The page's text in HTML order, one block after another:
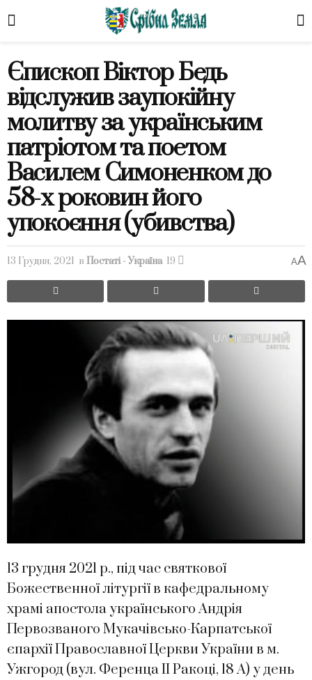
Єпископ Віктор Бедь
відслужив заупокійну
молитву за українським
патріотом та поетом
Василем Симоненком до
58-х роковин його
упокоєння (убивства)
13 Грудня, 2021 в Постаті - Україна 19 AA
13 грудня 2021 р., під час святкової
Божественної літургії в кафедральному
храмі апостола українського Андрія
Первозваного Мукачівсько-Карпатської
єпархії Православної Церкви України в м.
Ужгород (вул. Ференца ІІ Ракоці, 18 А) у день